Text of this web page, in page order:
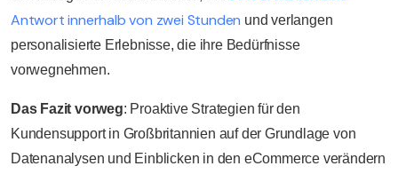
Antwort innerhalb von zwei Stunden und verlangen
personalisierte Erlebnisse, die ihre Bedürfnisse
vorwegnehmen.
Das Fazit vorweg: Proaktive Strategien für den
Kundensupport in Großbritannien auf der Grundlage von
Datenanalysen und Einblicken in den eCommerce verändern